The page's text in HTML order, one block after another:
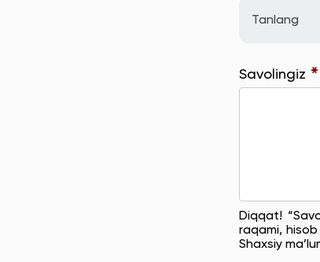
Tanlang
Savolingiz *
Diqqat!
raqami,
Shaxsiy